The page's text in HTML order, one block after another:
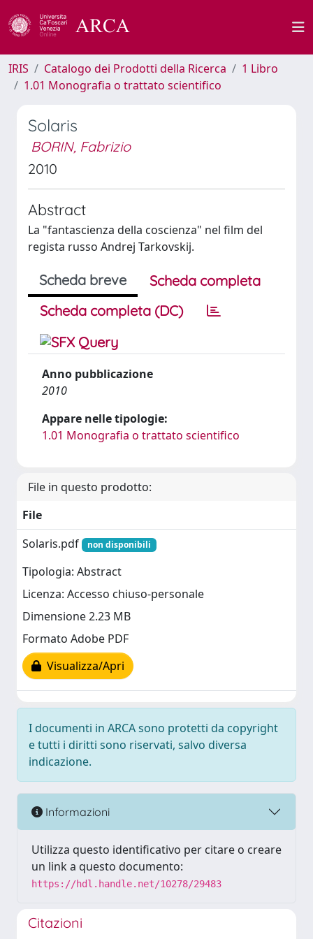
IRIS Catalogo dei Prodotti della Ricerca
1 Libro
1.01 Monografia o trattato scientifico
Solaris
BORIN, Fabrizio
2010
Abstract
La "fantascienza della coscienza" nel film del
regista russo Andrej Tarkovskij.
Scheda breve
Scheda completa
Scheda completa (DC)
Anno pubblicazione
2010
Appare nelle tipologie:
1.01 Monografia o trattato scientifico
File in questo prodotto:
File
Solaris.pdf
non disponibili
Tipologia: Abstract
Licenza: Accesso chiuso-personale
Dimensione 2.23 MB
Formato Adobe PDF
Visualizza/Apri
I documenti in ARCA sono protetti da copyright
e tutti i diritti sono riservati, salvo diversa
indicazione.
Informazioni
Utilizza questo identificativo per citare o creare
un link a questo documento:
https://hdl.handle.net/10278/29483
Citazioni